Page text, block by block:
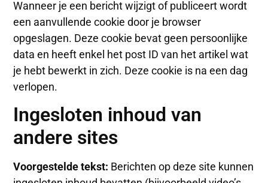
Wanneer je een bericht wijzigt of publiceert wordt
een aanvullende cookie door je browser
opgeslagen. Deze cookie bevat geen persoonlijke
data en heeft enkel het post ID van het artikel wat
je hebt bewerkt in zich. Deze cookie is na een dag
verlopen.
Ingesloten inhoud van
andere sites
Voorgestelde tekst: Berichten op deze site kunnen